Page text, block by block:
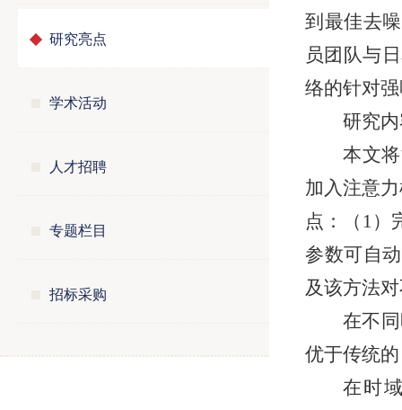
研究亮点
学术活动
人才招聘
专题栏目
招标采购
到最佳去
员团队与
络的针对
研究
本文
加入注意
点：（1）
参数可自
及该方法
在不
优于传统
在时